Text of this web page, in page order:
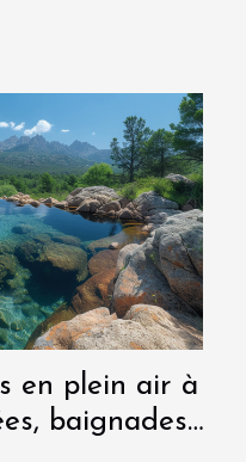
en plein air à
baignades